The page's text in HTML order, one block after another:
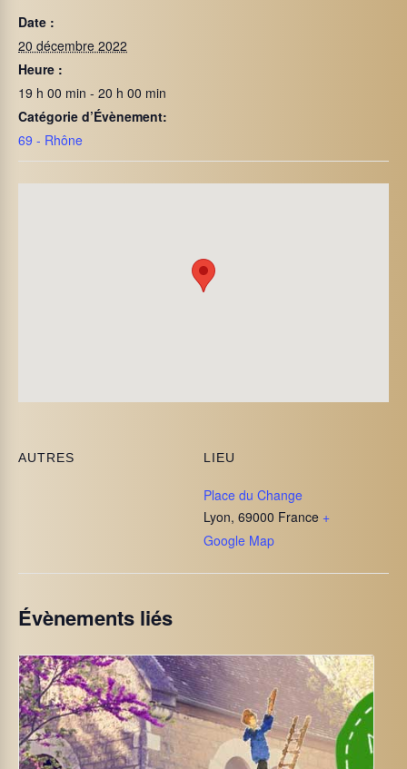
Date :
20 décembre 2022
Heure :
19 h 00 min - 20 h 00 min
Catégorie d’Évènement:
69 - Rhône
LIEU
Place du Change
Lyon, 69000 France +
Google Map
AUTRES
Évènements liés